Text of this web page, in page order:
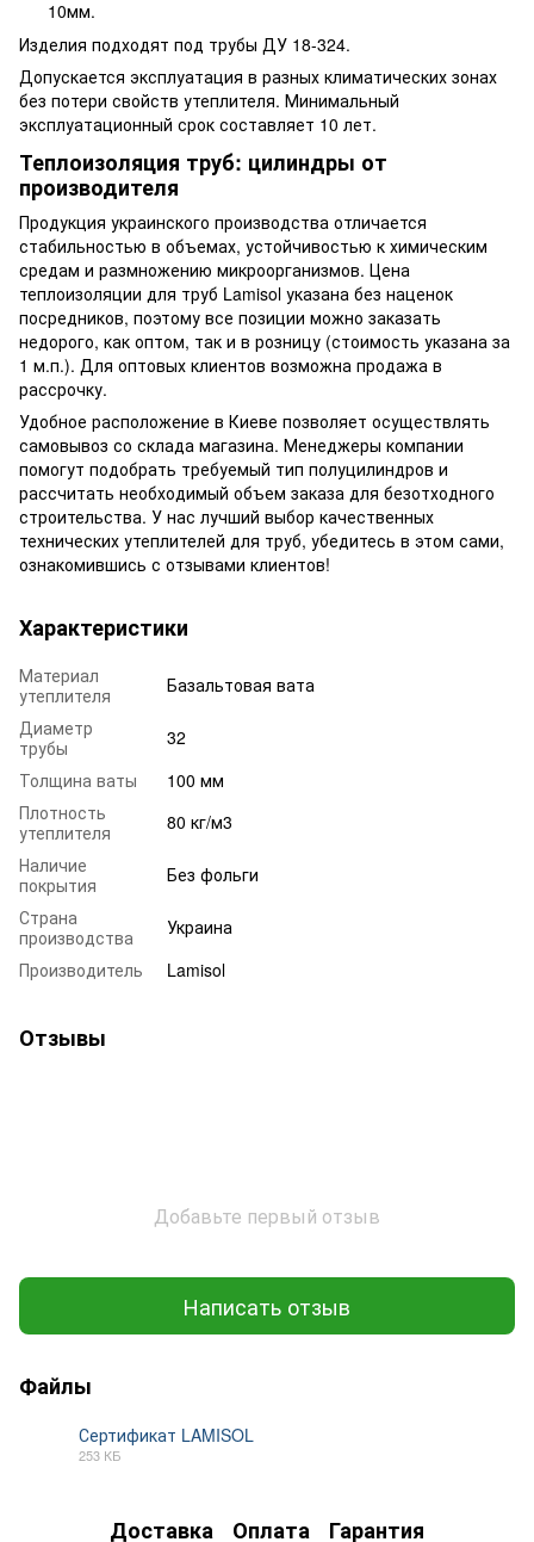
10мм.
Изделия подходят под трубы ДУ 18-324.
Допускается эксплуатация в разных климатических зонах
без потери свойств утеплителя. Минимальный
эксплуатационный срок составляет 10 лет.
Теплоизоляция труб: цилиндры от
производителя
Продукция украинского производства отличается
стабильностью в объемах, устойчивостью к химическим
средам и размножению микроорганизмов. Цена
теплоизоляции для труб Lamisol указана без наценок
посредников, поэтому все позиции можно заказать
недорого, как оптом, так и в розницу (стоимость указана за
1 м.п.). Для оптовых клиентов возможна продажа в
рассрочку.
Удобное расположение в Киеве позволяет осуществлять
самовывоз со склада магазина. Менеджеры компании
помогут подобрать требуемый тип полуцилиндров и
рассчитать необходимый объем заказа для безотходного
строительства. У нас лучший выбор качественных
технических утеплителей для труб, убедитесь в этом сами,
ознакомившись с отзывами клиентов!
Характеристики
Материал
утеплителя
Базальтовая вата
Диаметр
трубы
32
Толщина ваты
100 мм
Плотность
утеплителя
80 кг/м3
Наличие
покрытия
Без фольги
Страна
производства
Украина
Производитель
Lamisol
Отзывы
Добавьте первый отзыв
Написать отзыв
Файлы
Сертификат LAMISOL
253 КБ
Доставка Оплата Гарантия